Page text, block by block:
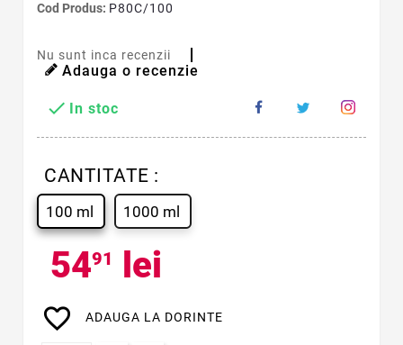
Cod Produs: P80C/100
Nu sunt inca recenzii
Adauga o recenzie
 In stoc
CANTITATE :
100 ml 1000 ml
5491 lei
favorite_border ADAUGA LA DORINTE